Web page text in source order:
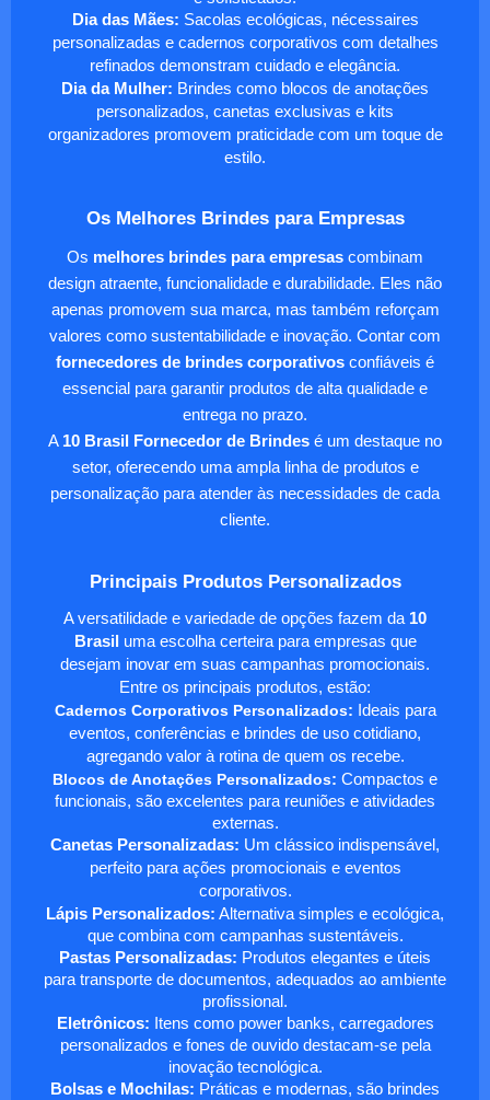
Dia das Mães: Sacolas ecológicas, nécessaires
personalizadas e cadernos corporativos com detalhes
refinados demonstram cuidado e elegância.
Dia da Mulher: Brindes como blocos de anotações
personalizados, canetas exclusivas e kits
organizadores promovem praticidade com um toque de
estilo.
Os Melhores Brindes para Empresas
Os melhores brindes para empresas combinam
design atraente, funcionalidade e durabilidade. Eles não
apenas promovem sua marca, mas também reforçam
valores como sustentabilidade e inovação. Contar com
fornecedores de brindes corporativos confiáveis é
essencial para garantir produtos de alta qualidade e
entrega no prazo.
A 10 Brasil Fornecedor de Brindes é um destaque no
setor, oferecendo uma ampla linha de produtos e
personalização para atender às necessidades de cada
cliente.
Principais Produtos Personalizados
A versatilidade e variedade de opções fazem da 10
Brasil uma escolha certeira para empresas que
desejam inovar em suas campanhas promocionais.
Entre os principais produtos, estão:
Cadernos Corporativos Personalizados: Ideais para
eventos, conferências e brindes de uso cotidiano,
agregando valor à rotina de quem os recebe.
Blocos de Anotações Personalizados: Compactos e
funcionais, são excelentes para reuniões e atividades
externas.
Canetas Personalizadas: Um clássico indispensável,
perfeito para ações promocionais e eventos
corporativos.
Lápis Personalizados: Alternativa simples e ecológica,
que combina com campanhas sustentáveis.
Pastas Personalizadas: Produtos elegantes e úteis
para transporte de documentos, adequados ao ambiente
profissional.
Eletrônicos: Itens como power banks, carregadores
personalizados e fones de ouvido destacam-se pela
inovação tecnológica.
Bolsas e Mochilas: Práticas e modernas, são brindes